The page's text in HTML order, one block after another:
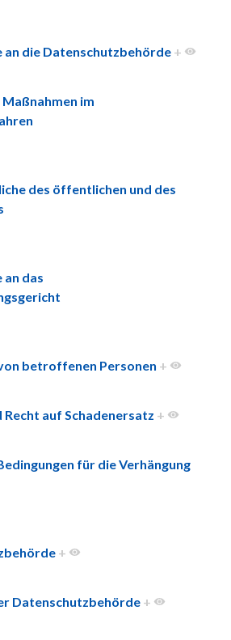
an die Datenschutzbehörde +
im
des öffentlichen und des
an das
betroffenen Personen +
Recht auf Schadenersatz +
für die Verhängung
+
Datenschutzbehörde +